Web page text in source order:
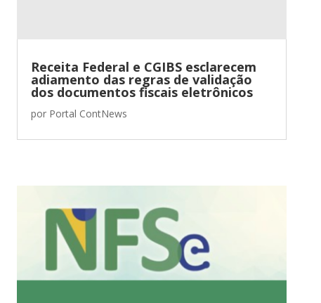
Receita Federal e CGIBS esclarecem
adiamento das regras de validação
dos documentos fiscais eletrônicos
por Portal ContNews